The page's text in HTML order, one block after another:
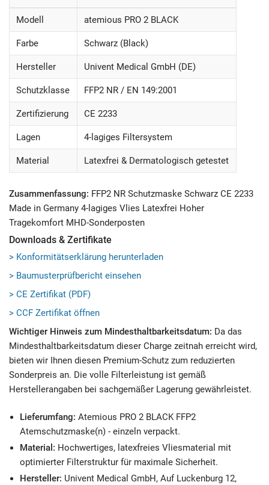
Modell atemious PRO 2 BLACK
Farbe Schwarz (Black)
Hersteller Univent Medical GmbH (DE)
Schutzklasse FFP2 NR / EN 149:2001
Zertifizierung CE 2233
Lagen 4-lagiges Filtersystem
Material Latexfrei & Dermatologisch getestet
Zusammenfassung: FFP2 NR Schutzmaske Schwarz CE 2233
Made in Germany 4-lagiges Vlies Latexfrei Hoher
Tragekomfort MHD-Sonderposten
Downloads & Zertifikate
> Konformitätserklärung herunterladen
> Baumusterprüfbericht einsehen
> CE Zertifikat (PDF)
> CCF Zertifikat öffnen
Wichtiger Hinweis zum Mindesthaltbarkeitsdatum: Da das
Mindesthaltbarkeitsdatum dieser Charge zeitnah erreicht wird,
bieten wir Ihnen diesen Premium-Schutz zum reduzierten
Sonderpreis an. Die volle Filterleistung ist gemäß
Herstellerangaben bei sachgemäßer Lagerung gewährleistet.
Lieferumfang: Atemious PRO 2 BLACK FFP2
Atemschutzmaske(n) - einzeln verpackt.
Material: Hochwertiges, latexfreies Vliesmaterial mit
optimierter Filterstruktur für maximale Sicherheit.
Hersteller: Univent Medical GmbH, Auf Luckenburg 12,